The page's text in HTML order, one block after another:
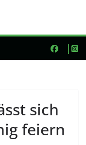
sich
feiern